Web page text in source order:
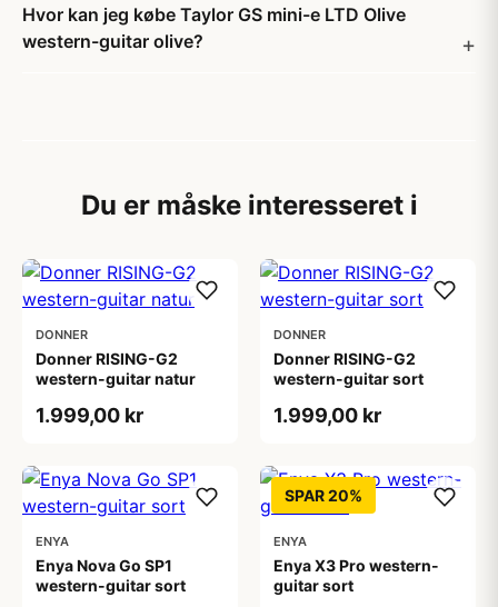
Hvor kan jeg købe Taylor GS mini-e LTD Olive
western-guitar olive?
Du er måske interesseret i
DONNER
Donner RISING-G2
western-guitar natur
1.999,00 kr
DONNER
Donner RISING-G2
western-guitar sort
1.999,00 kr
ENYA
Enya Nova Go SP1
western-guitar sort
SPAR 20%
ENYA
Enya X3 Pro western-
guitar sort